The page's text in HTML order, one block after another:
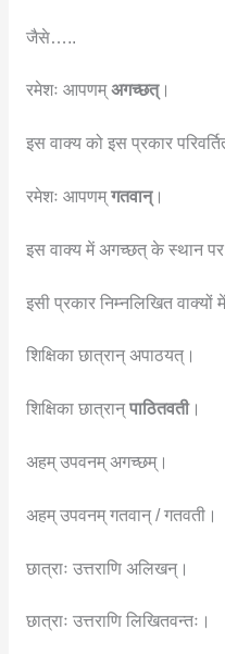
जैसे…..
रमेशः आपणम्अगच्छत्।
इस वाक्य को इस प्रकार
रमेशः आपणम्गतवान्।
इस वाक्य में अगच्छत् के स्थान पर
इसी प्रकार निम्नलिखित
शिक्षिका छात्रान् अपाठयत्।
शिक्षिका छात्रान्पाठितवती।
अहम् उपवनम् अगच्छम्।
अहम् उपवनम् गतवान् / गतवती।
छात्राः उत्तराणि अलिखन्।
छात्राः उत्तराणि लिखितवन्तः।